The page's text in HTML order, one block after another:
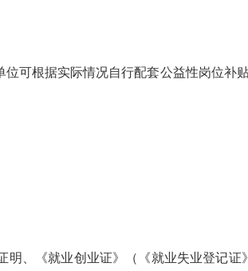
根据实际情况自行配套公益性岗位补
、《就业创业证》（《就业失业登记证